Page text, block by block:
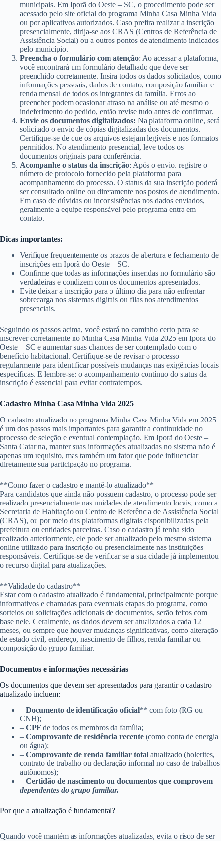
municipais. Em Iporã do Oeste – SC, o procedimento pode ser
acessado pelo site oficial do programa Minha Casa Minha Vida
ou por aplicativos autorizados. Caso prefira realizar a inscrição
presencialmente, dirija-se aos CRAS (Centros de Referência de
Assistência Social) ou a outros pontos de atendimento indicados
pelo município.
Preencha o formulário com atenção: Ao acessar a plataforma,
você encontrará um formulário detalhado que deve ser
preenchido corretamente. Insira todos os dados solicitados, como
informações pessoais, dados de contato, composição familiar e
renda mensal de todos os integrantes da família. Erros ao
preencher podem ocasionar atraso na análise ou até mesmo o
indeferimento do pedido, então revise tudo antes de confirmar.
Envie os documentos digitalizados: Na plataforma online, será
solicitado o envio de cópias digitalizadas dos documentos.
Certifique-se de que os arquivos estejam legíveis e nos formatos
permitidos. No atendimento presencial, leve todos os
documentos originais para conferência.
Acompanhe o status da inscrição: Após o envio, registre o
número de protocolo fornecido pela plataforma para
acompanhamento do processo. O status da sua inscrição poderá
ser consultado online ou diretamente nos postos de atendimento.
Em caso de dúvidas ou inconsistências nos dados enviados,
geralmente a equipe responsável pelo programa entra em
contato.
Dicas importantes:
Verifique frequentemente os prazos de abertura e fechamento de
inscrições em Iporã do Oeste – SC.
Confirme que todas as informações inseridas no formulário são
verdadeiras e condizem com os documentos apresentados.
Evite deixar a inscrição para o último dia para não enfrentar
sobrecarga nos sistemas digitais ou filas nos atendimentos
presenciais.
Seguindo os passos acima, você estará no caminho certo para se
inscrever corretamente no Minha Casa Minha Vida 2025 em Iporã do
Oeste – SC e aumentar suas chances de ser contemplado com o
benefício habitacional. Certifique-se de revisar o processo
regularmente para identificar possíveis mudanças nas exigências locais
específicas. E lembre-se: o acompanhamento contínuo do status da
inscrição é essencial para evitar contratempos.
Cadastro Minha Casa Minha Vida 2025
O cadastro atualizado no programa Minha Casa Minha Vida em 2025
é um dos passos mais importantes para garantir a continuidade no
processo de seleção e eventual contemplação. Em Iporã do Oeste –
Santa Catarina, manter suas informações atualizadas no sistema não é
apenas um requisito, mas também um fator que pode influenciar
diretamente sua participação no programa.
**Como fazer o cadastro e mantê-lo atualizado**
Para candidatos que ainda não possuem cadastro, o processo pode ser
realizado presencialmente nas unidades de atendimento locais, como a
Secretaria de Habitação ou Centro de Referência de Assistência Social
(CRAS), ou por meio das plataformas digitais disponibilizadas pela
prefeitura ou entidades parceiras. Caso o cadastro já tenha sido
realizado anteriormente, ele pode ser atualizado pelo mesmo sistema
online utilizado para inscrição ou presencialmente nas instituições
responsáveis. Certifique-se de verificar se a sua cidade já implementou
o recurso digital para atualizações.
**Validade do cadastro**
Estar com o cadastro atualizado é fundamental, principalmente porque
informativos e chamadas para eventuais etapas do programa, como
sorteios ou solicitações adicionais de documentos, serão feitos com
base nele. Geralmente, os dados devem ser atualizados a cada 12
meses, ou sempre que houver mudanças significativas, como alteração
de estado civil, endereço, nascimento de filhos, renda familiar ou
composição do grupo familiar.
Documentos e informações necessárias
Os documentos que devem ser apresentados para garantir o cadastro
atualizado incluem:
– Documento de identificação oficial** com foto (RG ou
CNH);
– CPF de todos os membros da família;
– Comprovante de residência recente (como conta de energia
ou água);
– Comprovante de renda familiar total atualizado (holerites,
contrato de trabalho ou declaração informal no caso de trabalhos
autônomos);
– Certidão de nascimento ou documentos que comprovem
dependentes do grupo familiar.
Por que a atualização é fundamental?
Quando você mantém as informações atualizadas, evita o risco de ser